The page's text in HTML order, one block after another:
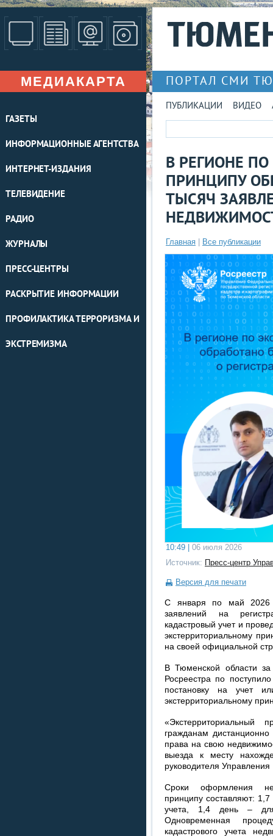
МЕДИАКАРТА
ГАЗЕТЫ
ИНФОРМАЦИОННЫЕ АГЕНТСТВА
ИНТЕРНЕТ-ИЗДАНИЯ
ТЕЛЕВИДЕНИЕ
РАДИО
ЖУРНАЛЫ
ПРЕСС-ЦЕНТРЫ
РАСКРЫТИЕ ИНФОРМАЦИИ
ПРОФИЛАКТИКА ТЕРРОРИЗМА И
ЭКСТРЕМИЗМА
ПОРТАЛ СМИ
ПУБЛИКАЦИИ ВИДЕО
В РЕГИОНЕ
ПРИНЦИПУ
ТЫСЯЧ
Главная Все публикации
10:49 |
06 июля 2026
Источник: Пресс-центр
Версия для печати
С января по май 2026
заявлений на
кадастровый учет и
экстерриториальному
на своей официальной
В Тюменской области
Росреестра по
постановку на учет
экстерриториальному
«Экстерриториальный
гражданам дистанционно
права на свою
выезда к месту
руководителя
Сроки оформления
принципу составляют: 1,7
учета, 1,4 день – для
Одновременная
кадастрового учета